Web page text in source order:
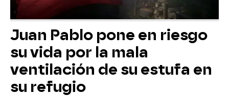
Juan Pablo pone en riesgo
su vida por la mala
ventilación de su estufa en
su refugio